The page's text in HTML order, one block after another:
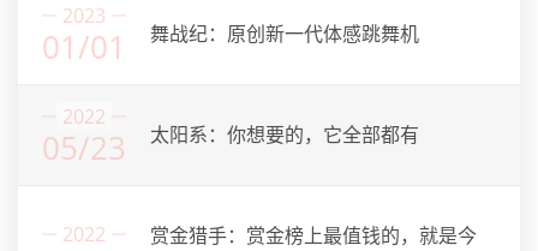
2023
01/01 舞战纪：原创新一代体感跳舞机
2022
05/23 太阳系：你想要的，它全部都有
2022
赏金猎手：赏金榜上最值钱的，就是今